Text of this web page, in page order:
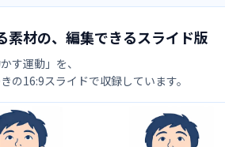
素材の、編集できるスライド版
す運動 」を、
の16:9スライドで収録しています。